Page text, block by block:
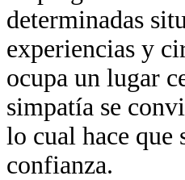
determinadas
experiencias y
ocupa un lugar
simpatía se
lo cual hace que
confianza.